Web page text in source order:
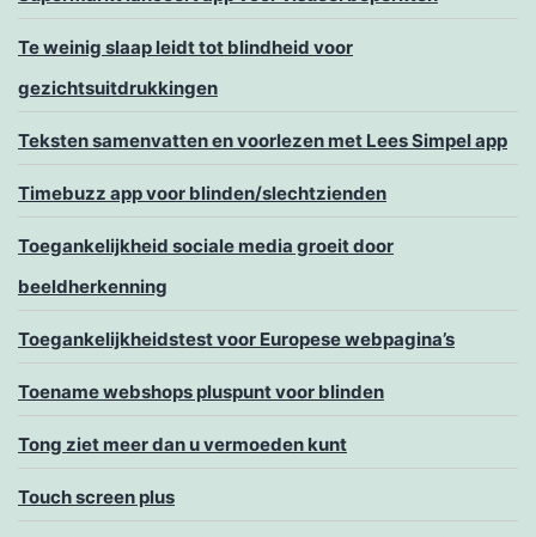
Te weinig slaap leidt tot blindheid voor
gezichtsuitdrukkingen
Teksten samenvatten en voorlezen met Lees Simpel app
Timebuzz app voor blinden/slechtzienden
Toegankelijkheid sociale media groeit door
beeldherkenning
Toegankelijkheidstest voor Europese webpagina’s
Toename webshops pluspunt voor blinden
Tong ziet meer dan u vermoeden kunt
Touch screen plus